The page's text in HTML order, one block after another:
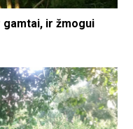
ir žmogui